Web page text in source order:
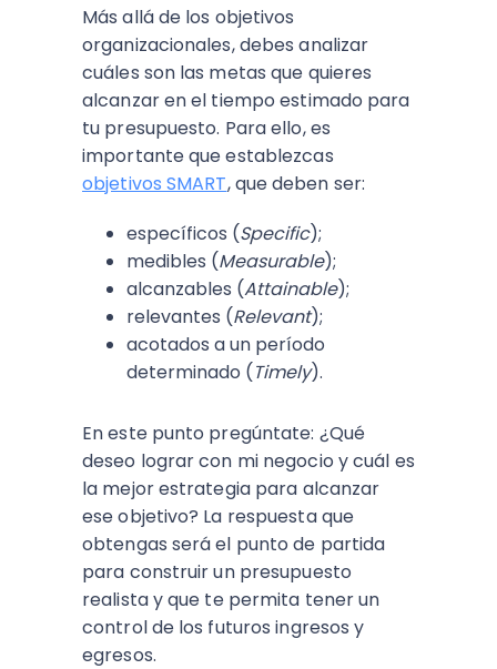
Más allá de los objetivos
organizacionales, debes analizar
cuáles son las metas que quieres
alcanzar en el tiempo estimado para
tu presupuesto. Para ello, es
importante que establezcas
objetivos SMART, que deben ser:
específicos (Specific);
medibles (Measurable);
alcanzables (Attainable);
relevantes (Relevant);
acotados a un período
determinado (Timely).
En este punto pregúntate: ¿Qué
deseo lograr con mi negocio y cuál es
la mejor estrategia para alcanzar
ese objetivo? La respuesta que
obtengas será el punto de partida
para construir un presupuesto
realista y que te permita tener un
control de los futuros ingresos y
egresos.